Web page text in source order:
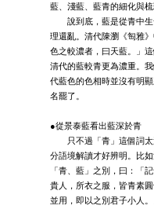
藍、淺藍、藍青的細化與
說到底，藍是從青中生
理還亂。清代陳瀏《匋雅
色之較濃者，曰天藍。」
清代的藍較青更為濃重。
代藍色的色相時並沒有明
名罷了。
●從景泰藍看出藍深於青
只不過「青」這個詞太
分語境解讀才好辨明。比
「青、藍」之別，曰：「
貴人，所衣之服，皆青素
並用，即以之別君子小人